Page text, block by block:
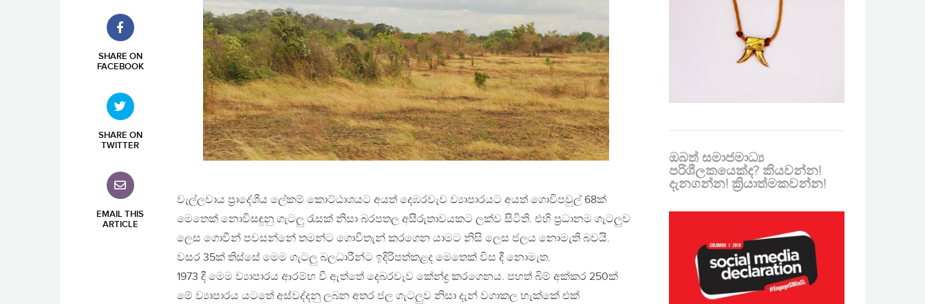
SHARE ON
FACEBOOK
SHARE ON
TWITTER
EMAIL THIS
ARTICLE
වැල්ලවාය ප්‍රාදේශීය ලේකම් කොට්ඨාශයට අයත් දෙඹරවැව ව්‍යාපාරයට අයත් ගොවිපවුල් 68ක්
මෙතෙක් නොවිසඳුනු ගැටලු රැසක් නිසා බරපතල අසීරුතාවයකට ලක්ව සිටිති. එහි ප්‍රධානම ගැටලුව
ලෙස ගොවීන් පවසන්නේ තමන්ට ගොවිතැන් කරගෙන යාමට නිසි ලෙස ජලය නොමැති බවයි.
වසර 35ක් තිස්සේ මෙම ගැටලු බලධාරීන්ට ඉදිරිපත්කළද මෙතෙක් විස දී නොමැත.
1973 දී මෙම ව්‍යාපාරය ආරම්භ වී ඇත්තේ දෙබරවැව කේන්ද්‍ර කරගෙනය. පහත් බිම් අක්කර 250ක්
මේ ව්‍යාපාරය යටතේ අස්වද්දනු ලබන අතර ජල ගැටලුව නිසා දැන් වගාකල හැක්කේ එක්
ඔබත් සමාජමාධ්‍ය
පරිශීලකයෙක්ද? කියවන්න!
දැනගන්න! ක්‍රියාත්මකවන්න!